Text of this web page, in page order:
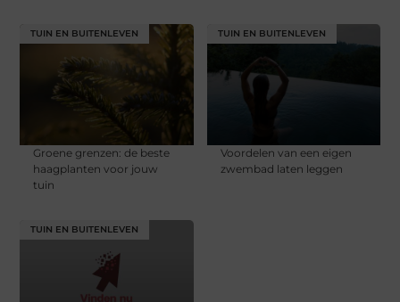
TUIN EN BUITENLEVEN
Groene grenzen: de beste
haagplanten voor jouw
tuin
TUIN EN BUITENLEVEN
Voordelen van een eigen
zwembad laten leggen
TUIN EN BUITENLEVEN